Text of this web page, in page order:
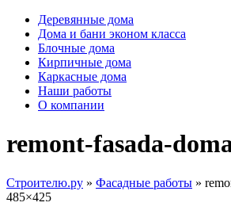
Деревянные дома
Дома и бани эконом класса
Блочные дома
Кирпичные дома
Каркасные дома
Наши работы
О компании
remont-fasada-
Строителю.ру » Фасадные работы »
485×425